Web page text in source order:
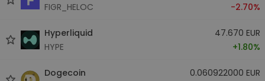
FIGR_HELOC
-2.70%
Hyperliquid
HYPE
47.670 EUR
+1.80%
Dogecoin
0.060922000 EUR